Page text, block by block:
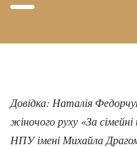
Довідка: Наталія
жіночого руху «За
НПУ імені Михайла